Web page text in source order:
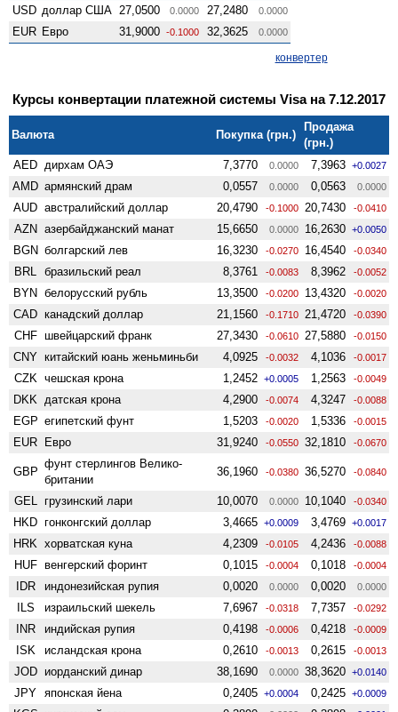
USD доллар США 27,0500 0.0000 27,2480 0.0000
EUR Евро 31,9000 -0.1000 32,3625 0.0000
конвертер
Курсы конвертации платежной системы Visa на 7.12.2017
Валюта Покупка (грн.)
Продажа
(грн.)
AED дирхам ОАЭ 7,3770 0.0000 7,3963 +0.0027
AMD армянский драм 0,0557 0.0000 0,0563 0.0000
AUD австралийский доллар 20,4790 -0.1000 20,7430 -0.0410
AZN азербайджанский манат 15,6650 0.0000 16,2630 +0.0050
BGN болгарский лев 16,3230 -0.0270 16,4540 -0.0340
BRL бразильский реал 8,3761 -0.0083 8,3962 -0.0052
BYN белорусский рубль 13,3500 -0.0200 13,4320 -0.0020
CAD канадский доллар 21,1560 -0.1710 21,4720 -0.0390
CHF швейцарский франк 27,3430 -0.0610 27,5880 -0.0150
CNY китайский юань женьминьби 4,0925 -0.0032 4,1036 -0.0017
CZK чешская крона 1,2452 +0.0005 1,2563 -0.0049
DKK датская крона 4,2900 -0.0074 4,3247 -0.0088
EGP египетский фунт 1,5203 -0.0020 1,5336 -0.0015
EUR Евро 31,9240 -0.0550 32,1810 -0.0670
GBP
фунт стерлингов Велико­
британии
36,1960 -0.0380 36,5270 -0.0840
GEL грузинский лари 10,0070 0.0000 10,1040 -0.0340
HKD гонконгский доллар 3,4665 +0.0009 3,4769 +0.0017
HRK хорватская куна 4,2309 -0.0105 4,2436 -0.0088
HUF венгерский форинт 0,1015 -0.0004 0,1018 -0.0004
IDR индонезийская рупия 0,0020 0.0000 0,0020 0.0000
ILS израильский шекель 7,6967 -0.0318 7,7357 -0.0292
INR индийская рупия 0,4198 -0.0006 0,4218 -0.0009
ISK исландская крона 0,2610 -0.0013 0,2615 -0.0013
JOD иорданский динар 38,1690 0.0000 38,3620 +0.0140
JPY японская йена 0,2405 +0.0004 0,2425 +0.0009